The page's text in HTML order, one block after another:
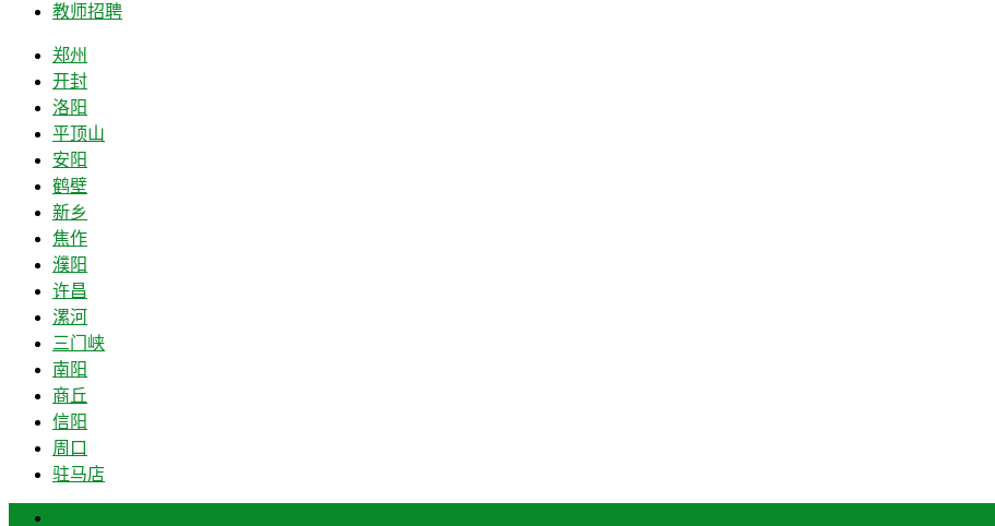
教师招聘
郑州
开封
洛阳
平顶山
安阳
鹤壁
新乡
焦作
濮阳
许昌
漯河
三门峡
南阳
商丘
信阳
周口
驻马店